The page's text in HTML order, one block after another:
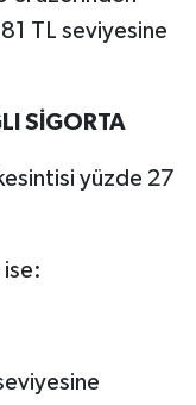
TL seviyesine
SİGORTA
yüzde 27